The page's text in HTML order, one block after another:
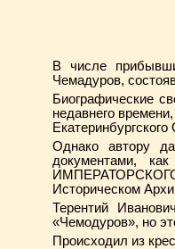
В числе
Чемадуров,
Биографические
недавнего
Однако автору
документами,
ИМПЕРАТОРСКОГО
Историческом
Терентий
«Чемодуров», но
Происходил из